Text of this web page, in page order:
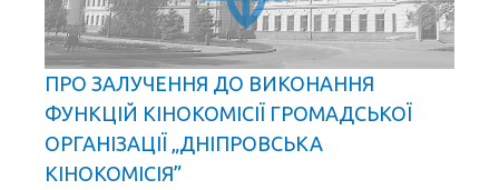
ПРО ЗАЛУЧЕННЯ ДО ВИКОНАННЯ
ФУНКЦІЙ КІНОКОМІСІЇ ГРОМАДСЬКОЇ
ОРГАНІЗАЦІЇ „ДНІПРОВСЬКА
КІНОКОМІСІЯ”